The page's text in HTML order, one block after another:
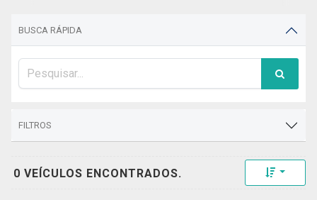
BUSCA RÁPIDA
FILTROS
0 VEÍCULOS ENCONTRADOS. Toggle